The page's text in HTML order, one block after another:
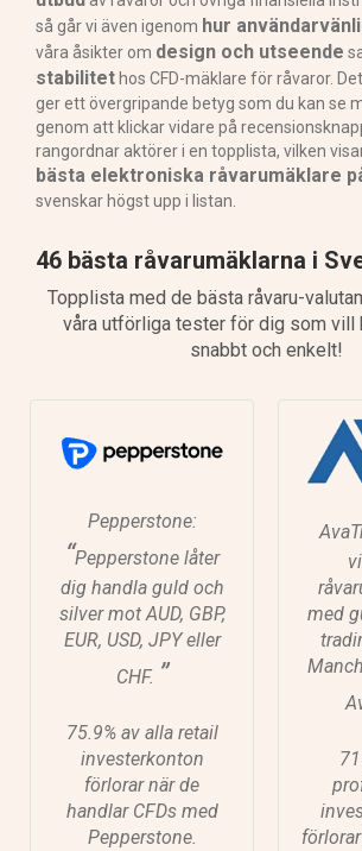
så går vi även igenom hur
våra åsikter om design och utseende
stabilitet hos CFD-mäklare för råvaror.
ger ett övergripande betyg som du kan se
genom att klickar vidare på
rangordnar aktörer i en topplista, vilken
bästa elektroniska råvarumäklare
svenskar högst upp i listan.
46 bästa råvarumäklarna i
Topplista med de bästa råvaru-
våra utförliga tester för dig som vill
snabbt och enkelt!
Pepperstone:
“Pepperstone låter
dig handla guld och
silver mot AUD, GBP,
EUR, USD, JPY eller
CHF. ”
75.9% av alla retail
investerkonton
förlorar när de
handlar CFDs med
Pepperstone.
med